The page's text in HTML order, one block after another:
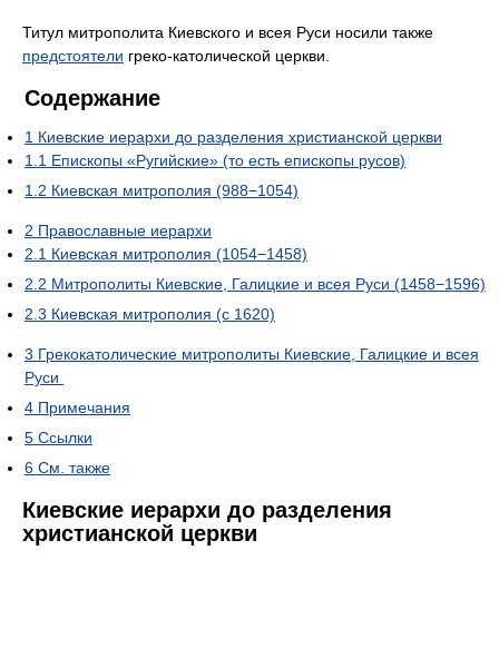
Титул митрополита Киевского и всея Руси носили также
предстоятели греко-католической церкви.
Содержание
1 Киевские иерархи до разделения христианской церкви
1.1 Епископы «Ругийские» (то есть епископы русов)
1.2 Киевская митрополия (988−1054)
2 Православные иерархи
2.1 Киевская митрополия (1054−1458)
2.2 Митрополиты Киевские, Галицкие и всея Руси (1458−1596)
2.3 Киевская митрополия (с 1620)
3 Грекокатолические митрополиты Киевские, Галицкие и всея
Руси
4 Примечания
5 Ссылки
6 См. также
Киевские иерархи до разделения
христианской церкви